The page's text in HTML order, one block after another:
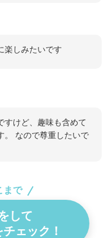
楽しみたいです
すけど、趣味も含めて
。 なので尊重したいで
まで
して
ェック！